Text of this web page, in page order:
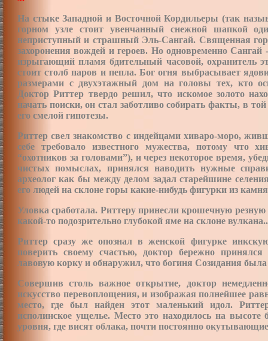
На стыке Западной и Восточной Кордильеры (так
горном узле стоит увенчанный снежной шапкой
неприступный и страшный Эль-Сангай. Священная
захоронения вождей и героев. Но одновременно
изрыгающий пламя бдительный часовой, охранитель
стоит столб паров и пепла. Бог огня выбрасывает
размерами с двухэтажный дом на головы тех, кто
Доктор Риттер твердо решил, что искомое золото
начать поиски, он стал заботливо собирать факты, в
его смелой гипотезы.
Риттер свел знакомство с индейцами хиваро-моро,
себе требовало известного мужества, потому что
“охотников за головами”), и через некоторое время,
чистых помыслах, принялся наводить нужные
археолог как бы между делом задал старейшине
его людей на склоне горы какие-нибудь фигурки из
Уловка сработала. Риттеру принесли крошечную
какой-то подозрительно глубокой яме на склоне
Риттер сразу же опознал в женской фигурке
поверить своему счастью, доктор бережно
лавовую корку и обнаружил, что богиня Созидания была
Совершив столь важное открытие, доктор
искусство перевоплощения, и изображая полнейшее
место, где был найден этот маленький идол.
исполинское ущелье. Место это находилось на
уровня, где висят облака, почти постоянно